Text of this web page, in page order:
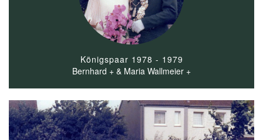
Königspaar 1978 - 1979
Bernhard + & Maria Wallmeier +